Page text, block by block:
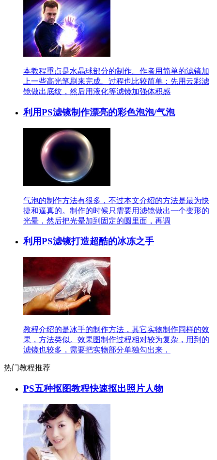
本教程重点是水晶球部分的制作。作者用简单的滤镜加
上一些高光笔刷来完成。过程也比较简单：先用云彩滤
镜做出底纹，然后用液化等滤镜加强体积感
利用PS滤镜制作漂亮的彩色泡泡/气泡
气泡的制作方法有很多，不过本文介绍的方法是最为快
捷和逼真的。制作的时候只需要用滤镜做出一个变形的
光晕，然后把光晕加到固定的圆里面，再调
利用PS滤镜打造超酷的冰冻之手
教程介绍的是冰手的制作方法，其它实物制作同样的效
果，方法类似。效果图制作过程相对较为复杂，用到的
滤镜也较多，需要把实物部分单独勾出来，
热门教程推荐
PS五种抠图教程快速抠出照片人物